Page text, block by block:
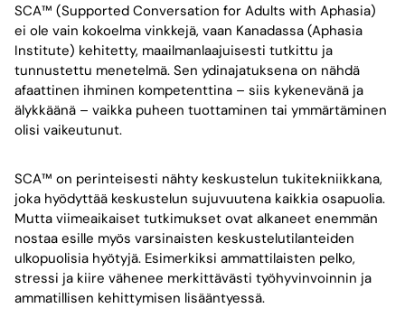
SCA™ (Supported Conversation for Adults with Aphasia)
ei ole vain kokoelma vinkkejä, vaan Kanadassa (Aphasia
Institute) kehitetty, maailmanlaajuisesti tutkittu ja
tunnustettu menetelmä. Sen ydinajatuksena on nähdä
afaattinen ihminen kompetenttina – siis kykenevänä ja
älykkäänä – vaikka puheen tuottaminen tai ymmärtäminen
olisi vaikeutunut.
SCA™ on perinteisesti nähty keskustelun tukitekniikkana,
joka hyödyttää keskustelun sujuvuutena kaikkia osapuolia.
Mutta viimeaikaiset tutkimukset ovat alkaneet enemmän
nostaa esille myös varsinaisten keskustelutilanteiden
ulkopuolisia hyötyjä. Esimerkiksi ammattilaisten pelko,
stressi ja kiire vähenee merkittävästi työhyvinvoinnin ja
ammatillisen kehittymisen lisääntyessä.